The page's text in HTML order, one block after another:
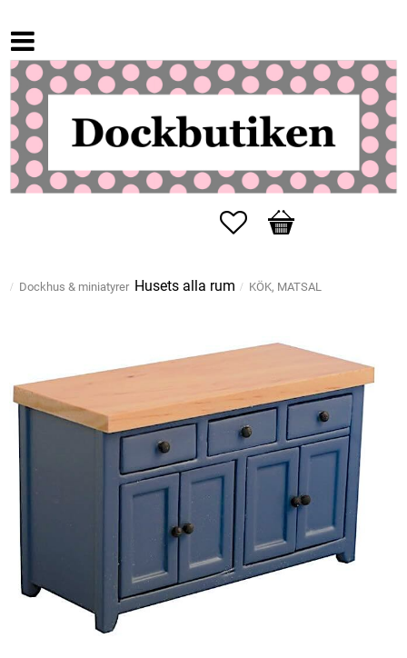
Favoriter
Kundvagn
Dockhus & miniatyrer Husets alla rum KÖK, MATSAL